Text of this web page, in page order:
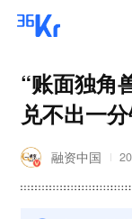
“账面独角
兑不出一
融资中国